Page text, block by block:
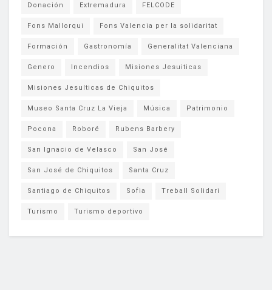
Donación Extremadura FELCODE
Fons Mallorqui Fons Valencia per la solidaritat
Formación Gastronomía Generalitat Valenciana
Genero Incendios Misiones Jesuiticas
Misiones Jesuíticas de Chiquitos
Museo Santa Cruz La Vieja Música Patrimonio
Pocona Roboré Rubens Barbery
San Ignacio de Velasco San José
San José de Chiquitos Santa Cruz
Santiago de Chiquitos Sofia Treball Solidari
Turismo Turismo deportivo